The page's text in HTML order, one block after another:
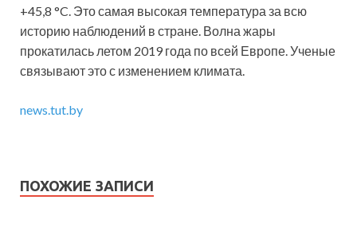
+45,8 °C. Это самая высокая температура за всю
историю наблюдений в стране. Волна жары
прокатилась летом 2019 года по всей Европе. Ученые
связывают это с изменением климата.
news.tut.by
ПОХОЖИЕ ЗАПИСИ